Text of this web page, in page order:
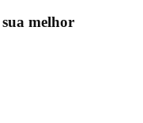
melhor